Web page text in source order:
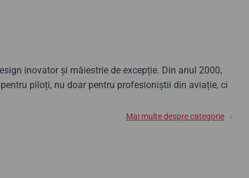
inovator și măiestrie de excepție. Din anul 2000,
piloți, nu doar pentru profesioniștii din aviație, ci
Mai multe despre categorie ↓